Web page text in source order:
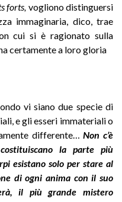
forts, vogliono distinguersi
immaginaria, dico, trae
cui si è ragionato sulla
certamente a loro gloria
vi siano due specie di
e gli esseri immateriali o
differente…Non c’è
la parte più
esistano solo per stare al
di ogni anima con il suo
il più grande mistero